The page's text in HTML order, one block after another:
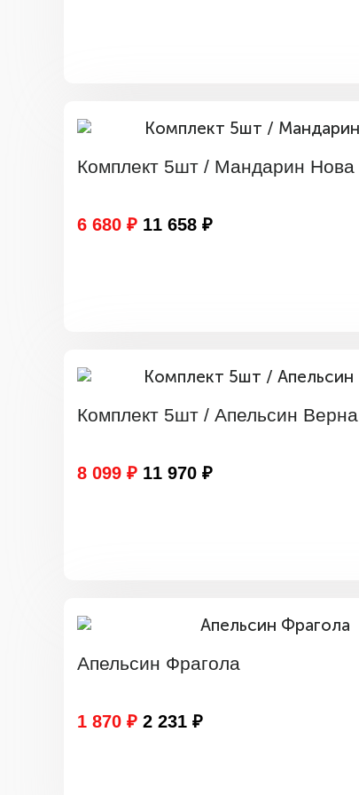
Комплект 5шт / Мандарин Нова
6 680 ₽ 11 658 ₽
Комплект 5шт / Апельсин Верна
8 099 ₽ 11 970 ₽
Апельсин Фрагола
1 870 ₽ 2 231 ₽